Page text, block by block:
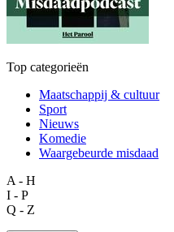
Top categorieën
Maatschappij & cultuur
Sport
Nieuws
Komedie
Waargebeurde misdaad
A - H
I - P
Q - Z